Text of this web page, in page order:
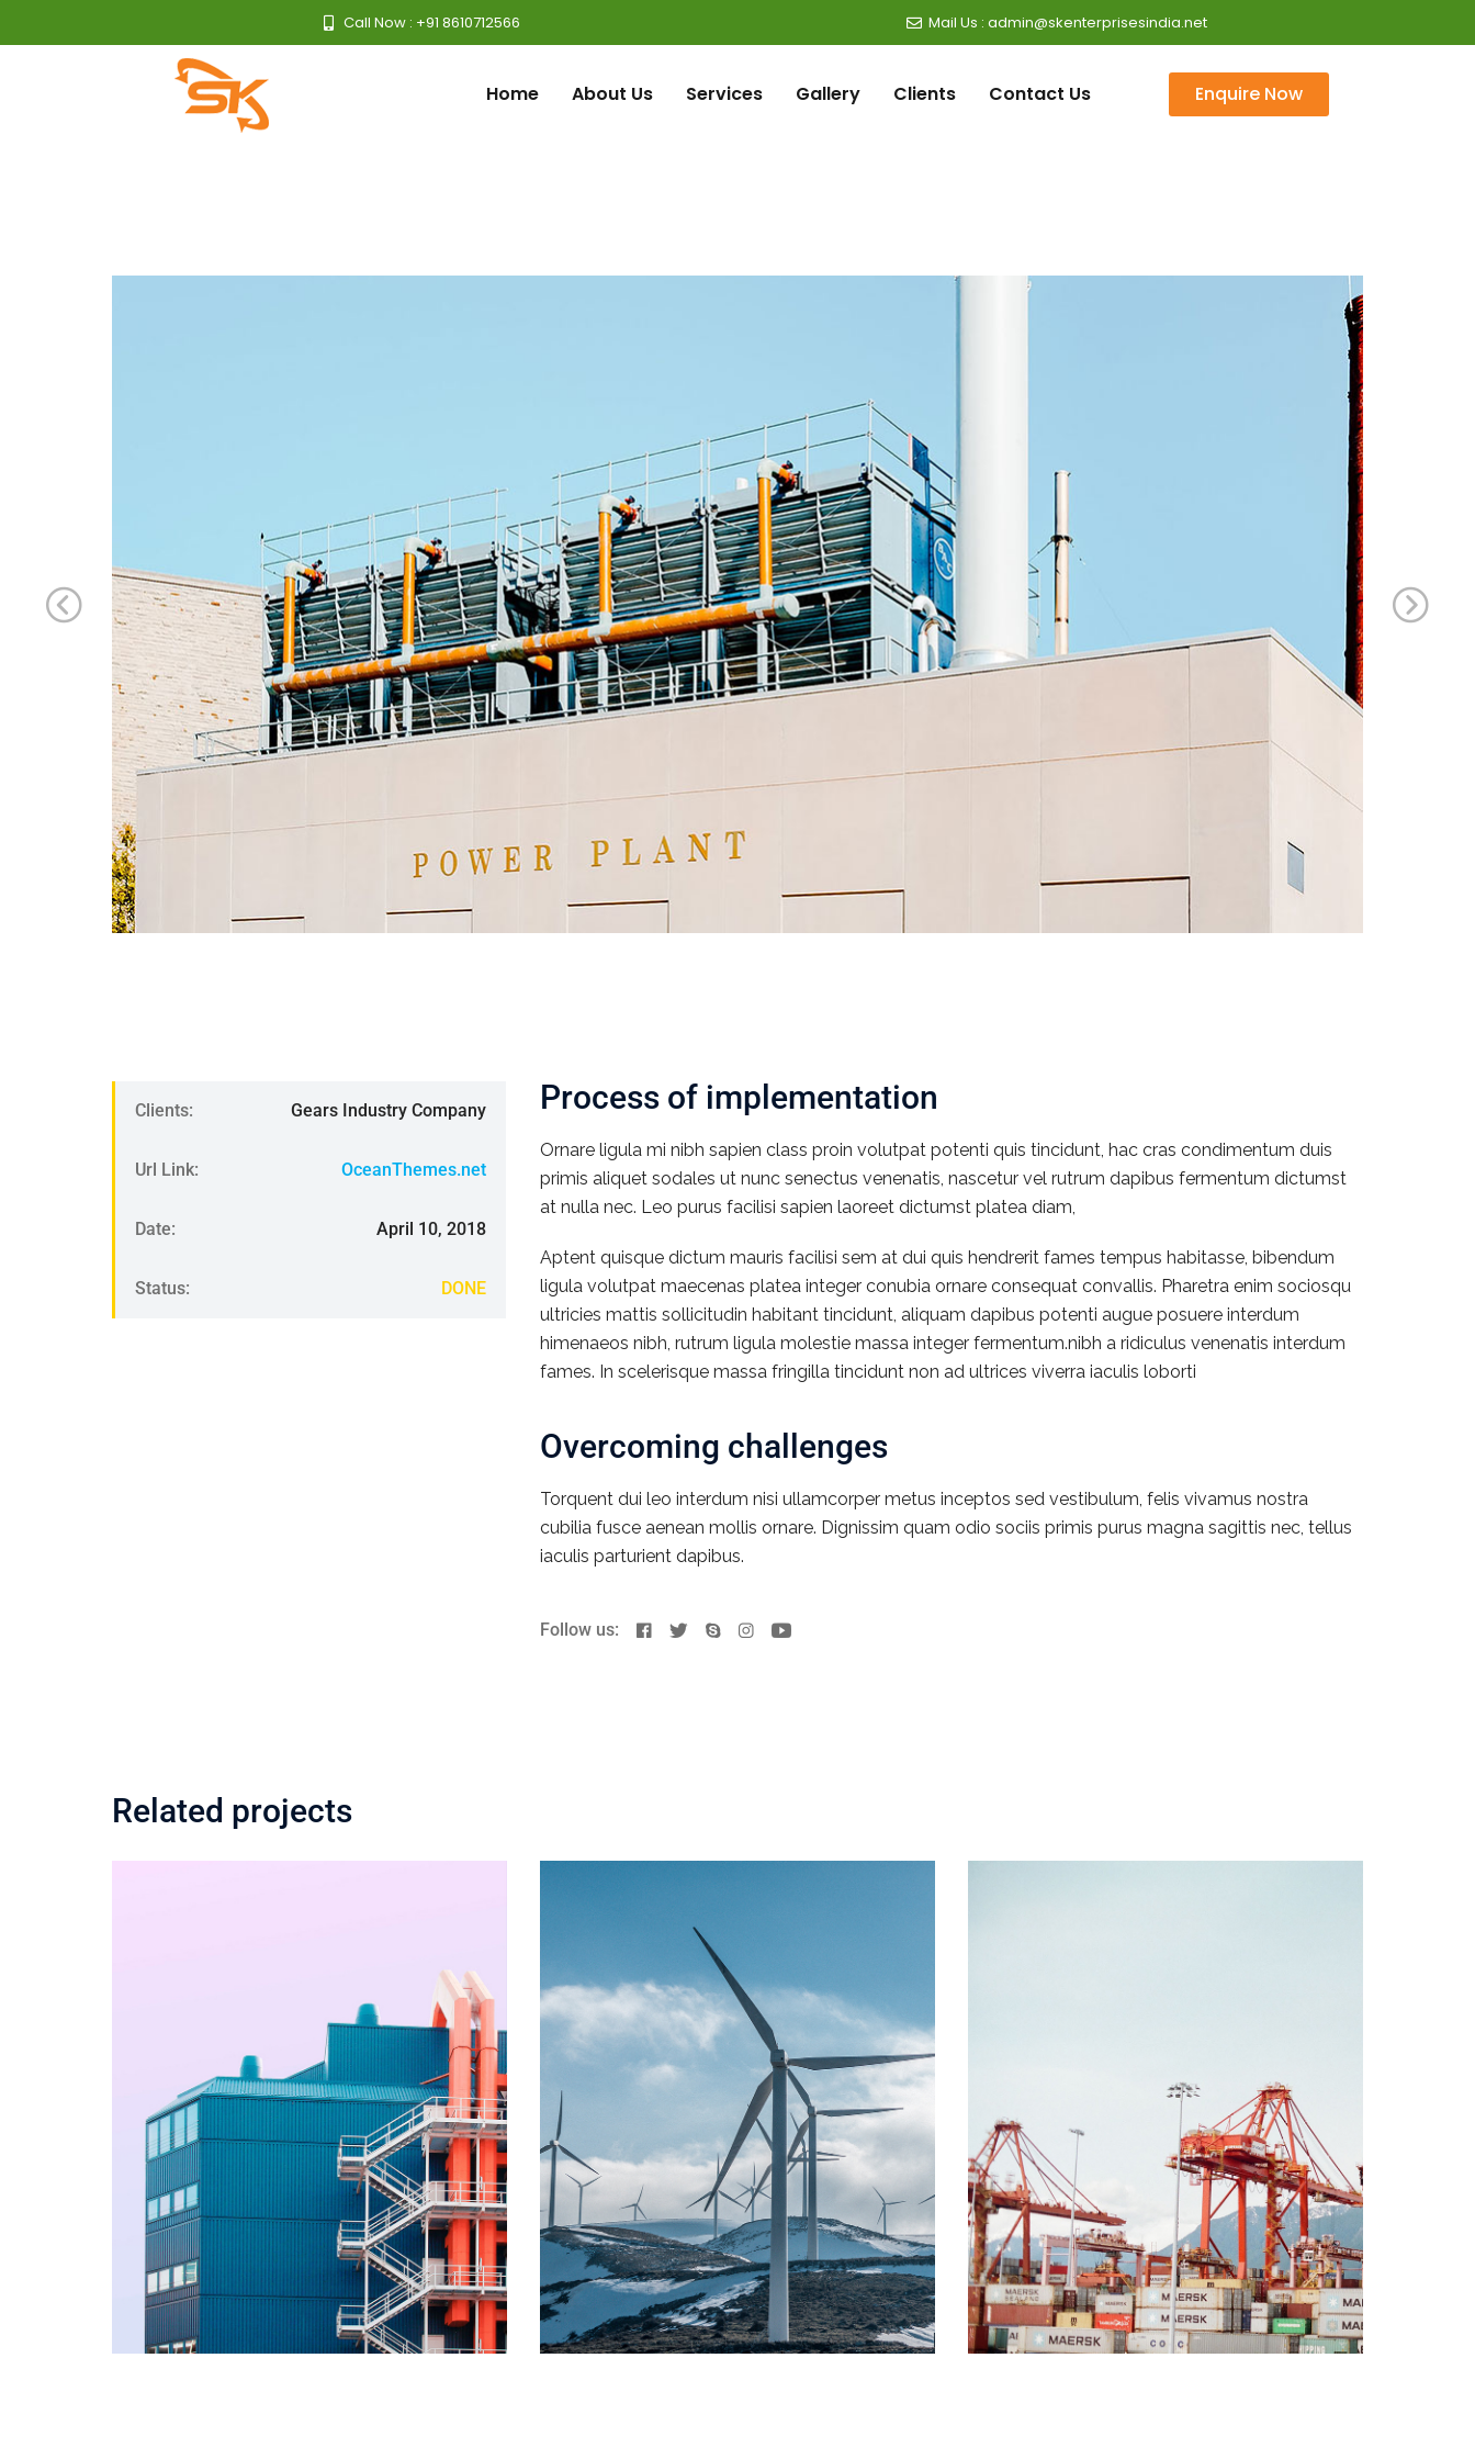
Call Now : +91 8610712566 Mail Us : admin@skenterprisesindia.net
Home About Us Services Gallery Clients Contact Us Enquire Now
Clients: Gears Industry Company
Url Link: OceanThemes.net
Date: April 10, 2018
Status: DONE
Process of implementation
Ornare ligula mi nibh sapien class proin volutpat potenti quis tincidunt, hac cras condimentum duis
primis aliquet sodales ut nunc senectus venenatis, nascetur vel rutrum dapibus fermentum dictumst
at nulla nec. Leo purus facilisi sapien laoreet dictumst platea diam,
Aptent quisque dictum mauris facilisi sem at dui quis hendrerit fames tempus habitasse, bibendum
ligula volutpat maecenas platea integer conubia ornare consequat convallis. Pharetra enim sociosqu
ultricies mattis sollicitudin habitant tincidunt, aliquam dapibus potenti augue posuere interdum
himenaeos nibh, rutrum ligula molestie massa integer fermentum.nibh a ridiculus venenatis interdum
fames. In scelerisque massa fringilla tincidunt non ad ultrices viverra iaculis loborti
Overcoming challenges
Torquent dui leo interdum nisi ullamcorper metus inceptos sed vestibulum, felis vivamus nostra
cubilia fusce aenean mollis ornare. Dignissim quam odio sociis primis purus magna sagittis nec, tellus
iaculis parturient dapibus.
Follow us:
Related projects